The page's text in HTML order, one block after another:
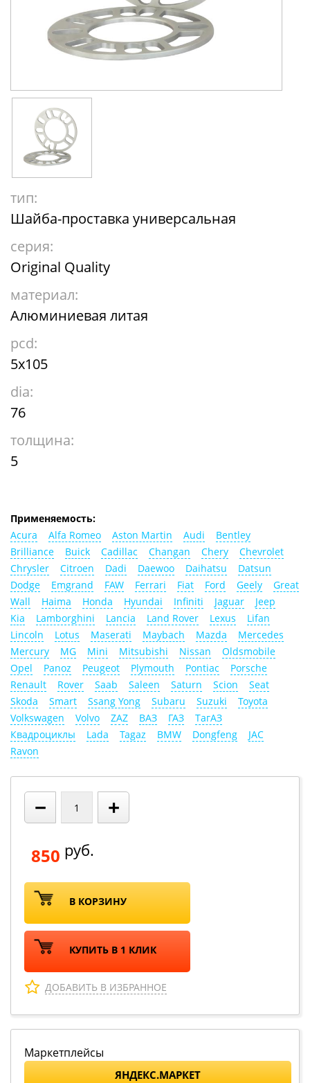
тип:
Шайба-проставка универсальная
серия:
Original Quality
материал:
Алюминиевая литая
pcd:
5x105
dia:
76
толщина:
5
Применяемость:
Acura
Alfa Romeo Aston Martin Audi
Bentley
Brilliance
Buick Cadillac Changan Chery
Chevrolet
Chrysler
Citroen Dadi Daewoo Daihatsu
Datsun
Dodge
Emgrand FAW Ferrari Fiat Ford Geely
Great
Wall
Haima Honda Hyundai Infiniti Jaguar
Jeep
Kia
Lamborghini Lancia Land Rover Lexus
Lifan
Lincoln
Lotus Maserati Maybach Mazda
Mercedes
Mercury
MG Mini Mitsubishi Nissan
Oldsmobile
Opel
Panoz Peugeot Plymouth Pontiac
Porsche
Renault
Rover Saab Saleen Saturn Scion
Seat
Skoda
Smart Ssang Yong Subaru Suzuki
Toyota
Volkswagen
Volvo ZAZ ВАЗ ГАЗ
ТагАЗ
Квадроциклы
Lada Tagaz BMW Dongfeng
JAC
Ravon
− +
850 руб.
В КОРЗИНУ
КУПИТЬ В 1 КЛИК
ДОБАВИТЬ В ИЗБРАННОЕ
Маркетплейсы
ЯНДЕКС.МАРКЕТ